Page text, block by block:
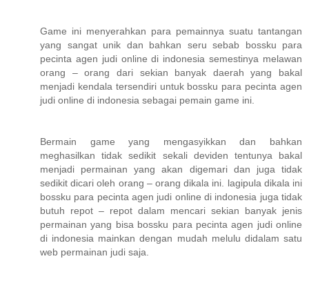
Game ini menyerahkan para pemainnya suatu tantangan
yang sangat unik dan bahkan seru sebab bossku para
pecinta agen judi online di indonesia semestinya melawan
orang – orang dari sekian banyak daerah yang bakal
menjadi kendala tersendiri untuk bossku para pecinta agen
judi online di indonesia sebagai pemain game ini.
Bermain game yang mengasyikkan dan bahkan
meghasilkan tidak sedikit sekali deviden tentunya bakal
menjadi permainan yang akan digemari dan juga tidak
sedikit dicari oleh orang – orang dikala ini. lagipula dikala ini
bossku para pecinta agen judi online di indonesia juga tidak
butuh repot – repot dalam mencari sekian banyak jenis
permainan yang bisa bossku para pecinta agen judi online
di indonesia mainkan dengan mudah melulu didalam satu
web permainan judi saja.